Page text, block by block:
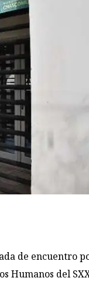
de encuentro
Humanos del